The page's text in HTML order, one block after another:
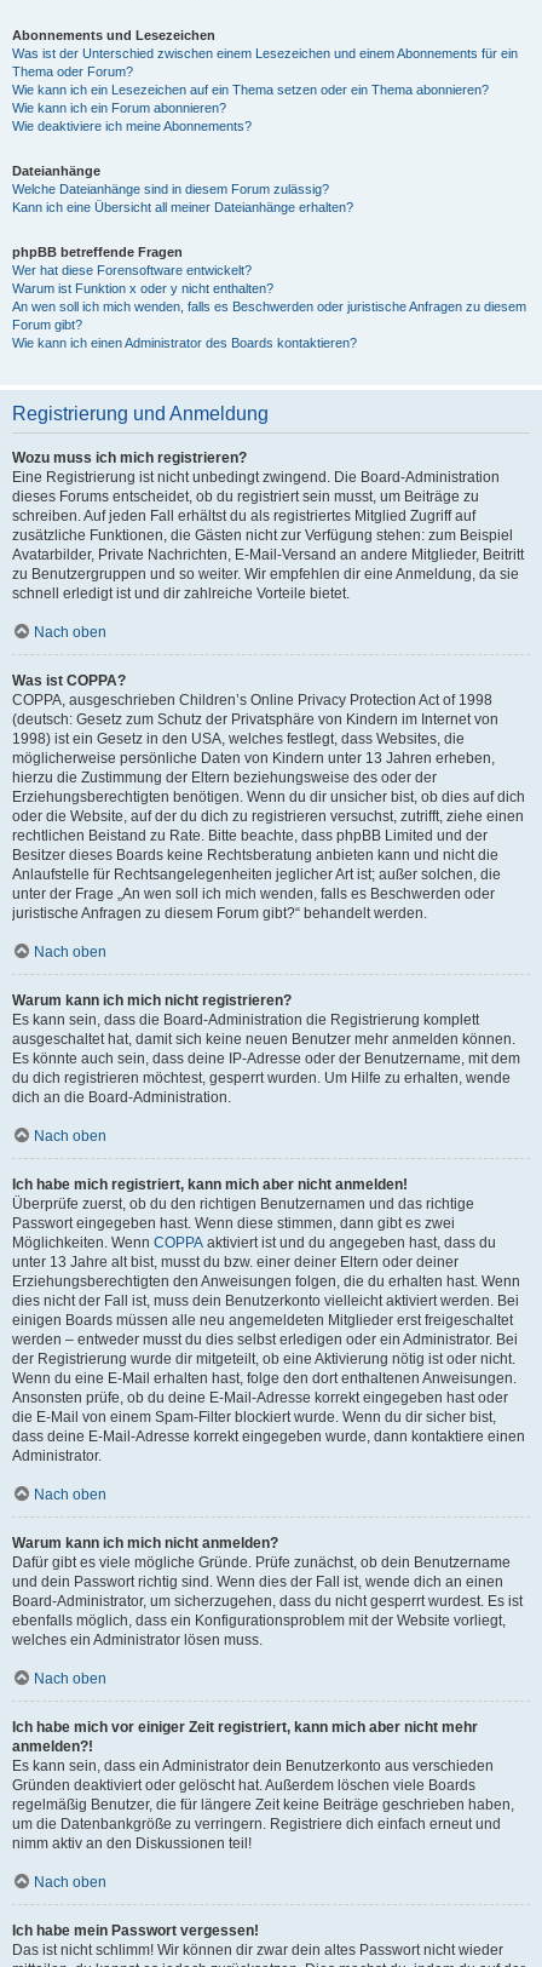
Abonnements und Lesezeichen
Was ist der Unterschied zwischen einem Lesezeichen und einem Abonnements für ein
Thema oder Forum?
Wie kann ich ein Lesezeichen auf ein Thema setzen oder ein Thema abonnieren?
Wie kann ich ein Forum abonnieren?
Wie deaktiviere ich meine Abonnements?
Dateianhänge
Welche Dateianhänge sind in diesem Forum zulässig?
Kann ich eine Übersicht all meiner Dateianhänge erhalten?
phpBB betreffende Fragen
Wer hat diese Forensoftware entwickelt?
Warum ist Funktion x oder y nicht enthalten?
An wen soll ich mich wenden, falls es Beschwerden oder juristische Anfragen zu diesem
Forum gibt?
Wie kann ich einen Administrator des Boards kontaktieren?
Registrierung und Anmeldung
Wozu muss ich mich registrieren?
Eine Registrierung ist nicht unbedingt zwingend. Die Board-Administration
dieses Forums entscheidet, ob du registriert sein musst, um Beiträge zu
schreiben. Auf jeden Fall erhältst du als registriertes Mitglied Zugriff auf
zusätzliche Funktionen, die Gästen nicht zur Verfügung stehen: zum Beispiel
Avatarbilder, Private Nachrichten, E-Mail-Versand an andere Mitglieder, Beitritt
zu Benutzergruppen und so weiter. Wir empfehlen dir eine Anmeldung, da sie
schnell erledigt ist und dir zahlreiche Vorteile bietet.
Nach oben
Was ist COPPA?
COPPA, ausgeschrieben Children’s Online Privacy Protection Act of 1998
(deutsch: Gesetz zum Schutz der Privatsphäre von Kindern im Internet von
1998) ist ein Gesetz in den USA, welches festlegt, dass Websites, die
möglicherweise persönliche Daten von Kindern unter 13 Jahren erheben,
hierzu die Zustimmung der Eltern beziehungsweise des oder der
Erziehungsberechtigten benötigen. Wenn du dir unsicher bist, ob dies auf dich
oder die Website, auf der du dich zu registrieren versuchst, zutrifft, ziehe einen
rechtlichen Beistand zu Rate. Bitte beachte, dass phpBB Limited und der
Besitzer dieses Boards keine Rechtsberatung anbieten kann und nicht die
Anlaufstelle für Rechtsangelegenheiten jeglicher Art ist; außer solchen, die
unter der Frage „An wen soll ich mich wenden, falls es Beschwerden oder
juristische Anfragen zu diesem Forum gibt?“ behandelt werden.
Nach oben
Warum kann ich mich nicht registrieren?
Es kann sein, dass die Board-Administration die Registrierung komplett
ausgeschaltet hat, damit sich keine neuen Benutzer mehr anmelden können.
Es könnte auch sein, dass deine IP-Adresse oder der Benutzername, mit dem
du dich registrieren möchtest, gesperrt wurden. Um Hilfe zu erhalten, wende
dich an die Board-Administration.
Nach oben
Ich habe mich registriert, kann mich aber nicht anmelden!
Überprüfe zuerst, ob du den richtigen Benutzernamen und das richtige
Passwort eingegeben hast. Wenn diese stimmen, dann gibt es zwei
Möglichkeiten. Wenn COPPA aktiviert ist und du angegeben hast, dass du
unter 13 Jahre alt bist, musst du bzw. einer deiner Eltern oder deiner
Erziehungsberechtigten den Anweisungen folgen, die du erhalten hast. Wenn
dies nicht der Fall ist, muss dein Benutzerkonto vielleicht aktiviert werden. Bei
einigen Boards müssen alle neu angemeldeten Mitglieder erst freigeschaltet
werden – entweder musst du dies selbst erledigen oder ein Administrator. Bei
der Registrierung wurde dir mitgeteilt, ob eine Aktivierung nötig ist oder nicht.
Wenn du eine E-Mail erhalten hast, folge den dort enthaltenen Anweisungen.
Ansonsten prüfe, ob du deine E-Mail-Adresse korrekt eingegeben hast oder
die E-Mail von einem Spam-Filter blockiert wurde. Wenn du dir sicher bist,
dass deine E-Mail-Adresse korrekt eingegeben wurde, dann kontaktiere einen
Administrator.
Nach oben
Warum kann ich mich nicht anmelden?
Dafür gibt es viele mögliche Gründe. Prüfe zunächst, ob dein Benutzername
und dein Passwort richtig sind. Wenn dies der Fall ist, wende dich an einen
Board-Administrator, um sicherzugehen, dass du nicht gesperrt wurdest. Es ist
ebenfalls möglich, dass ein Konfigurationsproblem mit der Website vorliegt,
welches ein Administrator lösen muss.
Nach oben
Ich habe mich vor einiger Zeit registriert, kann mich aber nicht mehr
anmelden?!
Es kann sein, dass ein Administrator dein Benutzerkonto aus verschieden
Gründen deaktiviert oder gelöscht hat. Außerdem löschen viele Boards
regelmäßig Benutzer, die für längere Zeit keine Beiträge geschrieben haben,
um die Datenbankgröße zu verringern. Registriere dich einfach erneut und
nimm aktiv an den Diskussionen teil!
Nach oben
Ich habe mein Passwort vergessen!
Das ist nicht schlimm! Wir können dir zwar dein altes Passwort nicht wieder